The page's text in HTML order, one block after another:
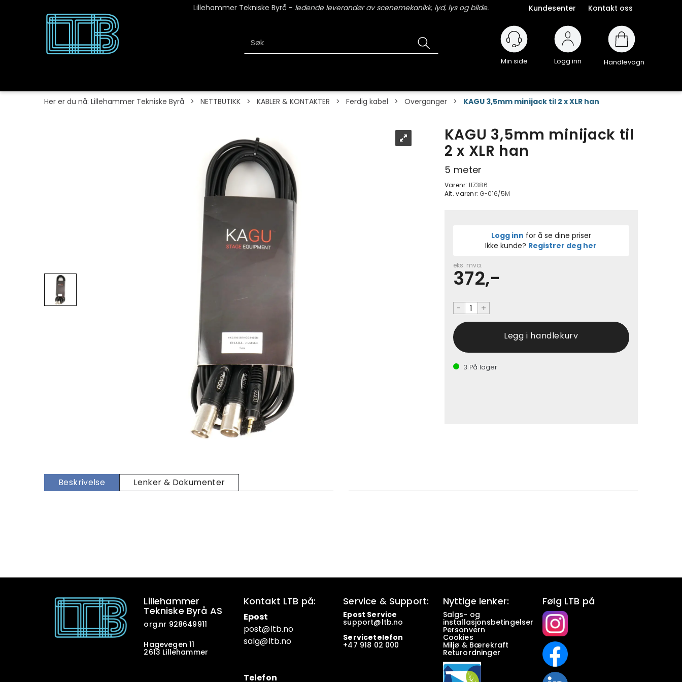
Lillehammer Tekniske Byrå - ledende leverandør av scenemekanikk, lyd, lys og bilde. Kundesenter Kontakt oss
Logg inn Handlevogn
Her er du nå: Lillehammer Tekniske Byrå > NETTBUTIKK > KABLER & KONTAKTER > Ferdig kabel > Overganger > KAGU 3,5mm minijack til 2 x XLR han
KAGU 3,5mm minijack til
2 x XLR han
5 meter
Varenr:117386
Alt. varenr: G-016/5M
Logg inn for å se dine priser
Ikke kunde? Registrer deg her
eks. mva.
372,-
- +
3 På lager
Beskrivelse Lenker & Dokumenter
Lillehammer
Tekniske Byrå AS
org.nr 928649911
Hagevegen 11
2613 Lillehammer
Kontakt LTB på:
Epost
post@ltb.no
salg@ltb.no
Telefon
Service & Support:
Epost Service
support@ltb.no
Servicetelefon
+47 918 02 000
Nyttige lenker:
Salgs- og
installasjonsbetingelser
Personvern
Cookies
Miljø & Bærekraft
Returordninger
Følg LTB på